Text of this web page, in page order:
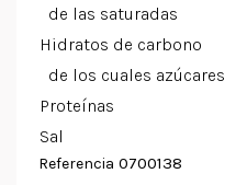
de las saturadas
Hidratos de carbono
de los cuales azúcares
Proteínas
Sal
Referencia 0700138